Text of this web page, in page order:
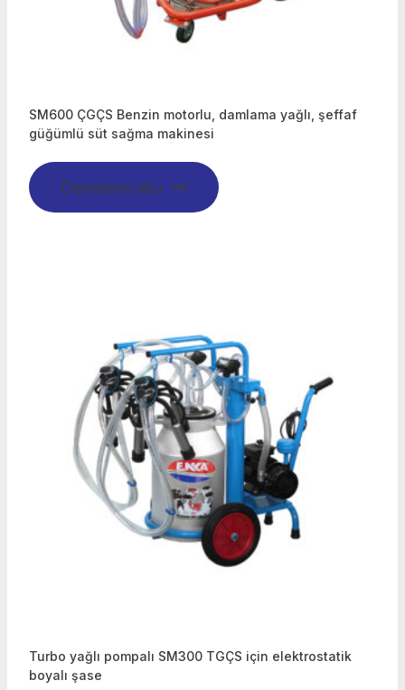
SM600 ÇGÇS Benzin motorlu, damlama yağlı, şeffaf
güğümlü süt sağma makinesi
Devamını oku
Turbo yağlı pompalı SM300 TGÇS için elektrostatik
boyalı şase